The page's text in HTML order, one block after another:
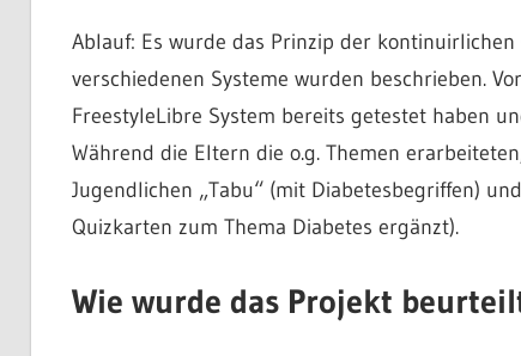
Ablauf: Es wurde das Prinzip der
verschiedenen Systeme wurden beschrieben.
FreestyleLibre System bereits getestet haben
Während die Eltern die o.g. Themen
Jugendlichen „Tabu“ (mit Diabetesbegriffen)
Quizkarten zum Thema Diabetes ergänzt).
Wie wurde das Projekt